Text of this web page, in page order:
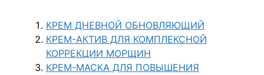
КРЕМ ДНЕВНОЙ ОБНОВЛЯЮЩИЙ
КРЕМ-АКТИВ ДЛЯ КОМПЛЕКСНОЙ
КОРРЕКЦИИ МОРЩИН
КРЕМ-МАСКА ДЛЯ ПОВЫШЕНИЯ